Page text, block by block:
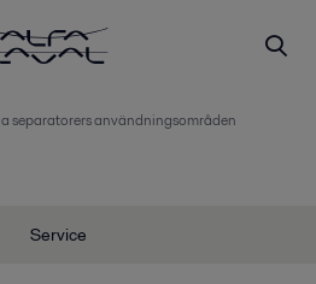
separatorers användningsområden
Service